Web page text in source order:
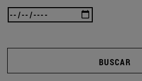
BUSCAR